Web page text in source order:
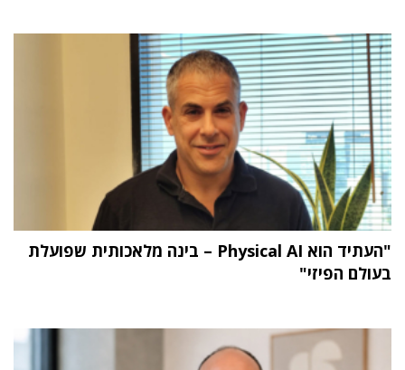
"העתיד הוא Physical AI – בינה מלאכותית שפועלת
בעולם הפיזי"